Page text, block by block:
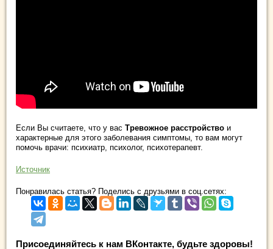
Если Вы считаете, что у вас Тревожное расстройство и
характерные для этого заболевания симптомы, то вам могут
помочь врачи: психиатр, психолог, психотерапевт.
Источник
Понравилась статья? Поделись с друзьями в соц.сетях:
Присоединяйтесь к нам ВКонтакте, будьте здоровы!